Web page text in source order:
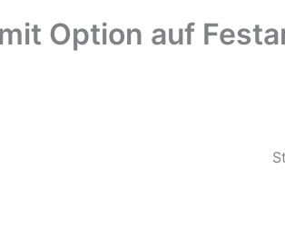
Option auf